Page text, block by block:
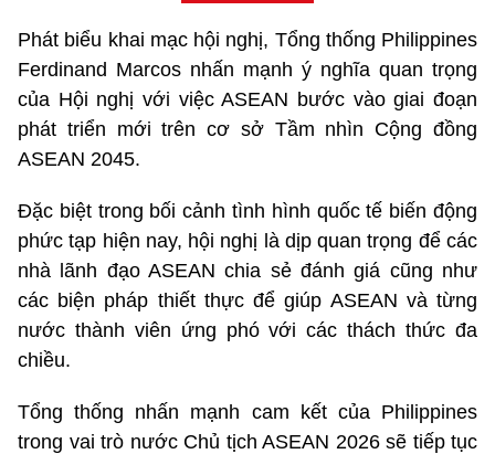
Phát biểu khai mạc hội nghị, Tổng thống Philippines
Ferdinand Marcos nhấn mạnh ý nghĩa quan trọng
của Hội nghị với việc ASEAN bước vào giai đoạn
phát triển mới trên cơ sở Tầm nhìn Cộng đồng
ASEAN 2045.
Đặc biệt trong bối cảnh tình hình quốc tế biến động
phức tạp hiện nay, hội nghị là dịp quan trọng để các
nhà lãnh đạo ASEAN chia sẻ đánh giá cũng như
các biện pháp thiết thực để giúp ASEAN và từng
nước thành viên ứng phó với các thách thức đa
chiều.
Tổng thống nhấn mạnh cam kết của Philippines
trong vai trò nước Chủ tịch ASEAN 2026 sẽ tiếp tục